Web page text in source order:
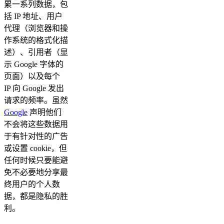
累一系列数据，包
括 IP 地址、用户
代理（浏览器和操
作系统的格式化描
述）、引用者（显
示 Google 字体的
页面）以及每个
IP 向 Google 发出
请求的频率。虽然
Google 声明他们
不会将这些数据用
于有针对性的广告
或设置 cookie，但
任何时候只要能避
免不必要地分享最
终用户的个人数
据，都是隐私的胜
利。